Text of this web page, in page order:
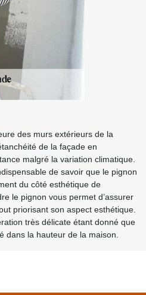
des murs extérieurs de la
de la façade en
malgré la variation climatique.
de savoir que le pignon
du côté esthétique de
le pignon vous permet d’assurer
priorisant son aspect esthétique.
très délicate étant donné que
dans la hauteur de la maison.